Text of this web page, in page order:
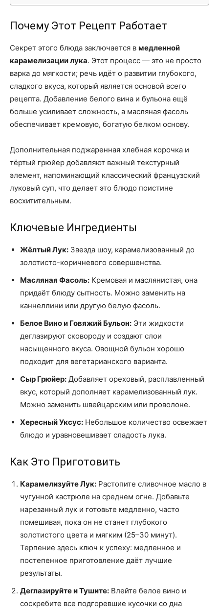
Почему Этот Рецепт Работает
Секрет этого блюда заключается в медленной
карамелизации лука. Этот процесс — это не просто
варка до мягкости; речь идёт о развитии глубокого,
сладкого вкуса, который является основой всего
рецепта. Добавление белого вина и бульона ещё
больше усиливает сложность, а масляная фасоль
обеспечивает кремовую, богатую белком основу.
Дополнительная поджаренная хлебная корочка и
тёртый грюйер добавляют важный текстурный
элемент, напоминающий классический французский
луковый суп, что делает это блюдо поистине
восхитительным.
Ключевые Ингредиенты
Жёлтый Лук: Звезда шоу, карамелизованный до
золотисто-коричневого совершенства.
Масляная Фасоль: Кремовая и маслянистая, она
придаёт блюду сытность. Можно заменить на
каннеллини или другую белую фасоль.
Белое Вино и Говяжий Бульон: Эти жидкости
деглазируют сковороду и создают слои
насыщенного вкуса. Овощной бульон хорошо
подходит для вегетарианского варианта.
Сыр Грюйер: Добавляет ореховый, расплавленный
вкус, который дополняет карамелизованный лук.
Можно заменить швейцарским или проволоне.
Хересный Уксус: Небольшое количество освежает
блюдо и уравновешивает сладость лука.
Как Это Приготовить
Карамелизуйте Лук: Растопите сливочное масло в
чугунной кастрюле на среднем огне. Добавьте
нарезанный лук и готовьте медленно, часто
помешивая, пока он не станет глубокого
золотистого цвета и мягким (25–30 минут).
Терпение здесь ключ к успеху: медленное и
постепенное приготовление даёт лучшие
результаты.
Деглазируйте и Тушите: Влейте белое вино и
соскребите все подгоревшие кусочки со дна